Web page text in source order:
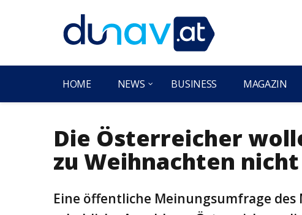
HOME NEWS BUSINESS MAGAZIN
Die Österreicher
zu Weihnachten
Eine öffentliche Meinungsumfrage